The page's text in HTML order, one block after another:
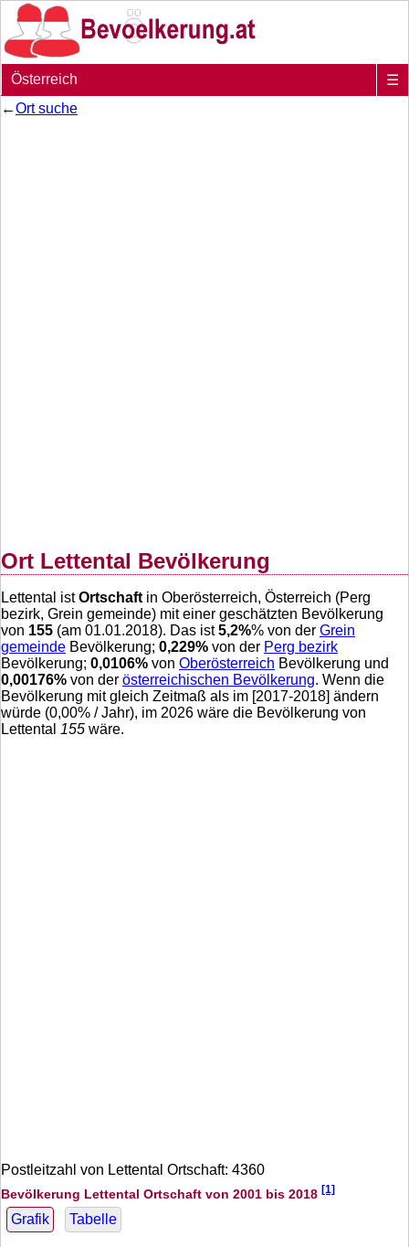
Österreich
☰
←Ort suche
Ort Lettental Bevölkerung
Lettental istOrtschaft in Oberösterreich, Österreich (Perg
bezirk, Grein gemeinde) mit einer geschätzten Bevölkerung
von 155 (am 01.01.2018). Das ist5,2%% von der Grein
gemeinde Bevölkerung; 0,229% von der Perg bezirk
Bevölkerung; 0,0106% von Oberösterreich Bevölkerung und
0,00176% von der österreichischen Bevölkerung. Wenn die
Bevölkerung mit gleich Zeitmaß als im [2017-2018] ändern
würde (0,00% / Jahr), im 2026 wäre die Bevölkerung von
Lettental 155 wäre.
Postleitzahl von Lettental Ortschaft: 4360
Bevölkerung Lettental Ortschaft von 2001 bis 2018 [1]
Grafik Tabelle